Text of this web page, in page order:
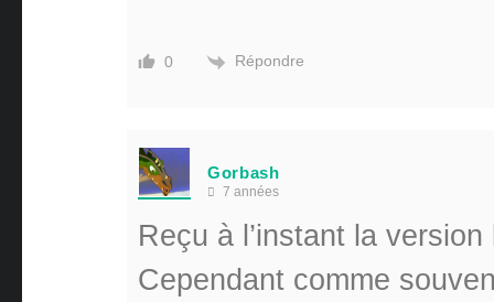
0 Répondre
Gorbash
7 années
Reçu à l’instant la
Cependant comme